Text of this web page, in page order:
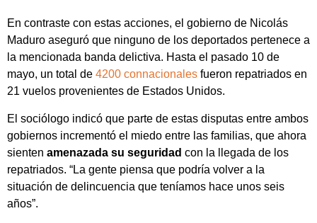
En contraste con estas acciones, el gobierno de Nicolás
Maduro aseguró que ninguno de los deportados pertenece a
la mencionada banda delictiva. Hasta el pasado 10 de
mayo, un total de 4200 connacionales fueron repatriados en
21 vuelos provenientes de Estados Unidos.
El sociólogo indicó que parte de estas disputas entre ambos
gobiernos incrementó el miedo entre las familias, que ahora
sienten amenazada su seguridad con la llegada de los
repatriados. “La gente piensa que podría volver a la
situación de delincuencia que teníamos hace unos seis
años”.